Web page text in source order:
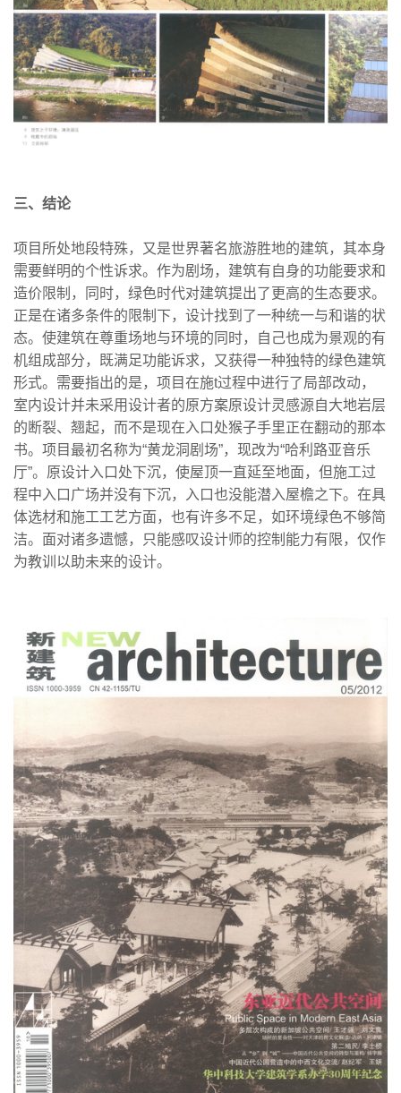
三、结论
项目所处地段特殊，又是世界著名旅游胜地的建筑，其本身
需要鲜明的个性诉求。作为剧场，建筑有自身的功能要求和
造价限制，同时，绿色时代对建筑提出了更高的生态要求。
正是在诸多条件的限制下，设计找到了一种统一与和谐的状
态。使建筑在尊重场地与环境的同时，自己也成为景观的有
机组成部分，既满足功能诉求，又获得一种独特的绿色建筑
形式。需要指出的是，项目在施t过程中进行了局部改动，
室内设计并未采用设计者的原方案原设计灵感源自大地岩层
的断裂、翘起，而不是现在入口处猴子手里正在翻动的那本
书。项目最初名称为“黄龙洞剧场”，现改为“哈利路亚音乐
厅”。原设计入口处下沉，使屋顶一直延至地面，但施工过
程中入口广场并没有下沉，入口也没能潜入屋檐之下。在具
体选材和施工工艺方面，也有许多不足，如环境绿色不够简
洁。面对诸多遗憾，只能感叹设计师的控制能力有限，仅作
为教训以助未来的设计。